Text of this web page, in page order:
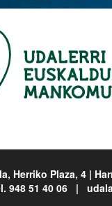
Herriko Plaza, 4 |
948 51 40 06 |